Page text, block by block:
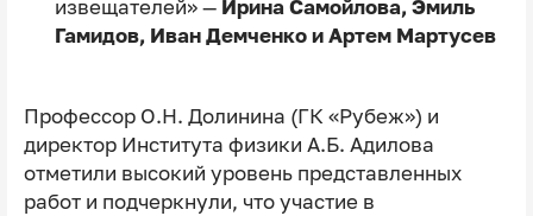
извещателей» — Ирина Самойлова, Эмиль
Гамидов, Иван Демченко и Артем Мартусев
Профессор О.Н. Долинина (ГК «Рубеж») и
директор Института физики А.Б. Адилова
отметили высокий уровень представленных
работ и подчеркнули, что участие в